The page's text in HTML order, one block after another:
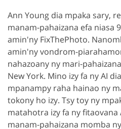
Ann Young dia mpaka sary,
manam-pahaizana efa niasa
amin'ny FixThePhoto.
amin'ny vondrom-
nahazoany ny mari-
New York. Mino izy fa ny AI
mpanampy raha hainao ny
tokony ho izy. Tsy toy ny
matahotra izy fa ny fitaovana
manam-pahaizana momba